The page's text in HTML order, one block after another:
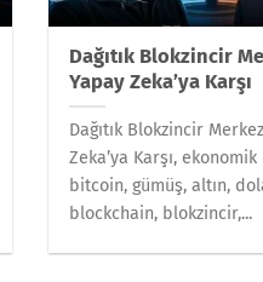
Dağıtık Blokzincir
Yapay Zeka’ya Karşı
Dağıtık Blokzincir
Zeka’ya Karşı, ekonomik
bitcoin, gümüş, altın,
blockchain, blokzincir,...